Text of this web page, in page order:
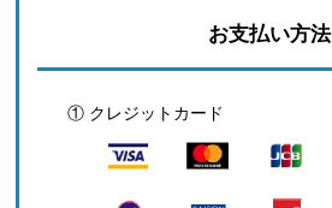
お支払い方法
① クレジットカード